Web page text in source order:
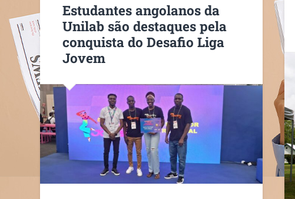
Estudantes angolanos da
Unilab são destaques pela
conquista do Desafio Liga
Jovem